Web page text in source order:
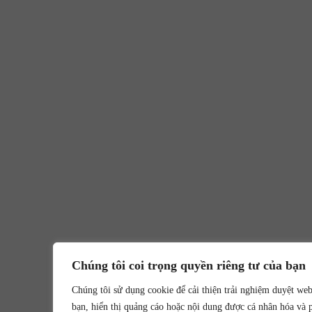
Chúng tôi coi trọng quyền riêng tư của bạn
Chúng tôi sử dụng cookie để cải thiện trải nghiệm duyệt
bạn, hiển thị quảng cáo hoặc nội dung được cá nhân hóa và